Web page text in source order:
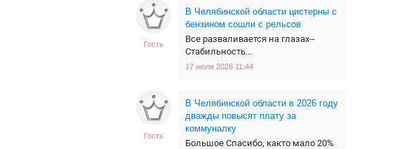
Гость
В Челябинской области цистерны с
бензином сошли с рельсов
Все разваливается на глазах--
Стабильность...
17 июля 2026 11:44
Гость
В Челябинской области в 2026 году
дважды повысят плату за
коммуналку
Большое Спасибо, както мало 20%